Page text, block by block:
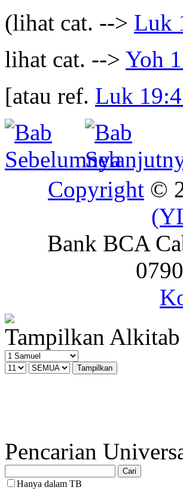
(lihat cat. --> Luk
lihat cat. --> Yoh
[atau ref. Luk
Copyright ©
Bank BCA
Tampilkan Alkitab
Pencarian
Hanya dalam TB